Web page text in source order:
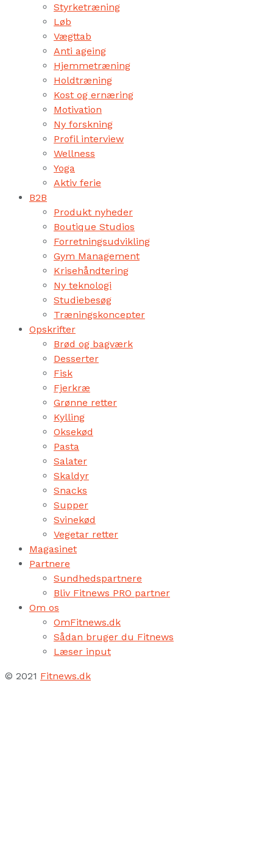
Styrketræning
Løb
Vægttab
Anti ageing
Hjemmetræning
Holdtræning
Kost og ernæring
Motivation
Ny forskning
Profil interview
Wellness
Yoga
Aktiv ferie
B2B
Produkt nyheder
Boutique Studios
Forretningsudvikling
Gym Management
Krisehåndtering
Ny teknologi
Studiebesøg
Træningskoncepter
Opskrifter
Brød og bagværk
Desserter
Fisk
Fjerkræ
Grønne retter
Kylling
Oksekød
Pasta
Salater
Skaldyr
Snacks
Supper
Svinekød
Vegetar retter
Magasinet
Partnere
Sundhedspartnere
Bliv Fitnews PRO partner
Om os
OmFitnews.dk
Sådan bruger du Fitnews
Læser input
© 2021 Fitnews.dk